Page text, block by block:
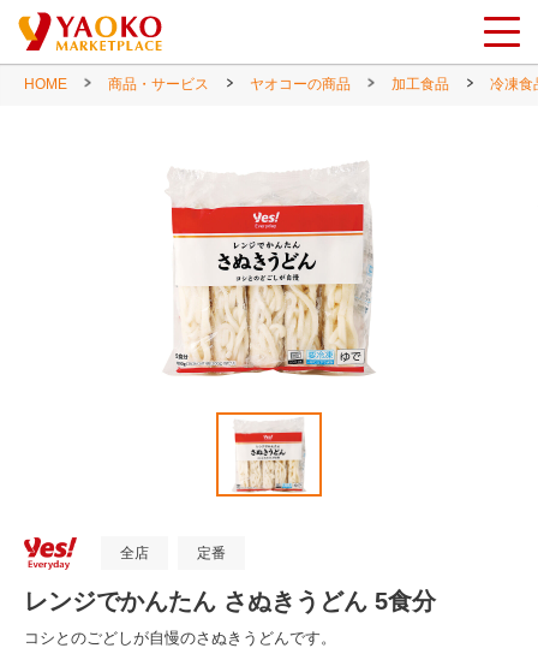
HOME 商品・サービス ヤオコーの商品 加工食品 冷凍食
全店 定番
レンジでかんたん さぬきうどん 5食分
コシとのごどしが自慢のさぬきうどんです。